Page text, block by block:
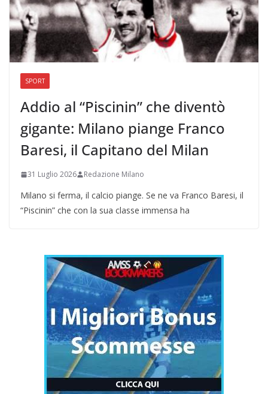
SPORT
Addio al “Piscinin” che diventò
gigante: Milano piange Franco
Baresi, il Capitano del Milan
31 Luglio 2026 Redazione Milano
Milano si ferma, il calcio piange. Se ne va Franco Baresi, il
“Piscinin” che con la sua classe immensa ha